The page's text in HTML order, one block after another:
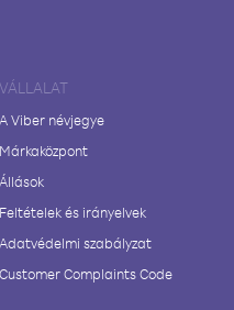
VÁLLALAT
A Viber névjegye
Márkaközpont
Állások
Feltételek és irányelvek
Adatvédelmi szabályzat
Customer Complaints Code